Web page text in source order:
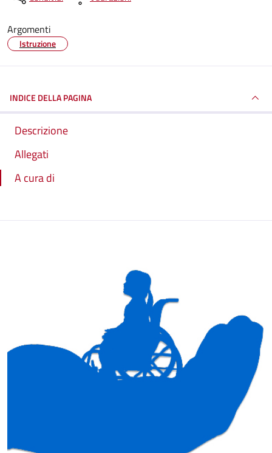
Argomenti
Istruzione
INDICE DELLA PAGINA
Descrizione
Allegati
A cura di